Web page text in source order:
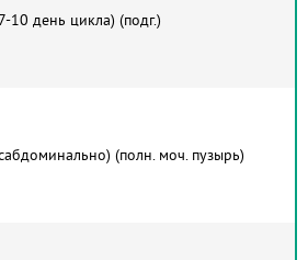
день цикла) (подг.)
(полн. моч. пузырь)